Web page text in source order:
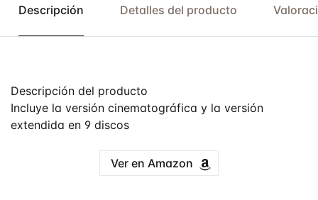
Descripción Detalles del producto
Descripción del producto
Incluye la versión cinematográfica y la versión
extendida en 9 discos
Ver en Amazon